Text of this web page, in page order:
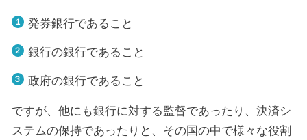
発券銀行であること
銀行の銀行であること
政府の銀行であること
ですが、他にも銀行に対する監督であったり、決済シ
ステムの保持であったりと、その国の中で様々な役割